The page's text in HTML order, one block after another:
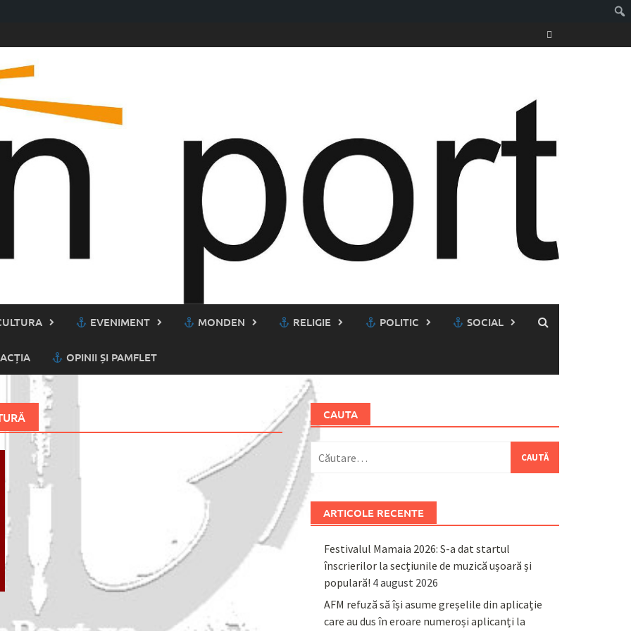
EVENIMENT MONDEN RELIGIE POLITIC SOCIAL
OPINII ȘI PAMFLET
CAUTA
după:
ARTICOLE RECENTE
Festivalul Mamaia 2026: S-a dat startul
înscrierilor la secțiunile de muzică ușoară și
populară! 4 august 2026
AFM refuză să își asume greșelile din aplicație
care au dus în eroare numeroși aplicanți la